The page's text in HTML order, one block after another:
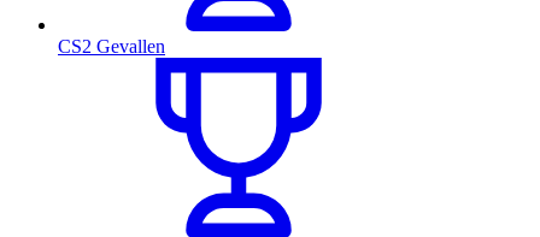
CS2 Gevallen